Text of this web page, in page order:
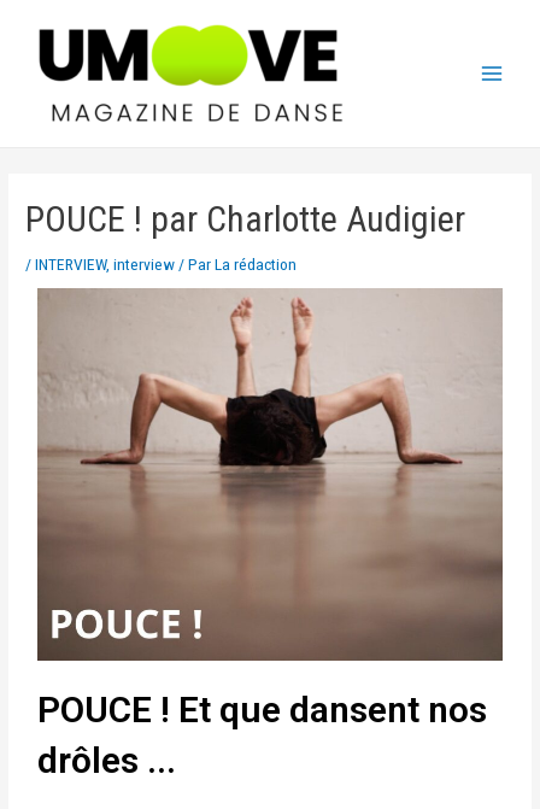
POUCE ! par Charlotte Audigier
/INTERVIEW,interview/ ParLa rédaction
POUCE ! Et que dansent nos
drôles ...